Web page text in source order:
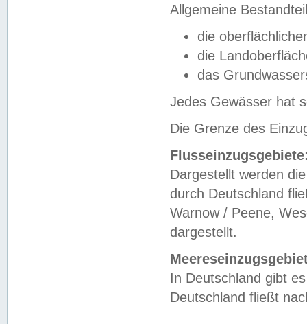
Allgemeine
die
die
das
Jedes Gewässer hat
Die Grenze des
Dargestellt werden
durch Deutschland
Warnow / Peene,
dargestellt.
In Deutschland gibt
Deutschland fließt